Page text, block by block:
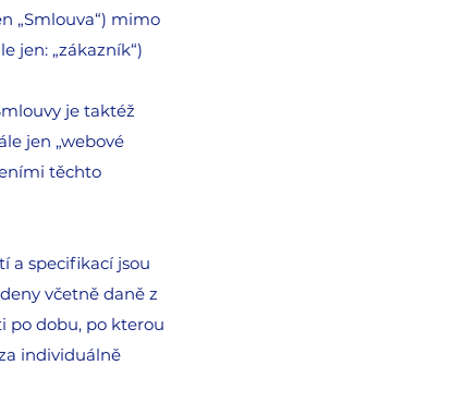
„Smlouva“) mimo
jen: „zákazník“)
je taktéž
jen „webové
těchto
a specifikací jsou
včetně daně z
po dobu, po kterou
individuálně